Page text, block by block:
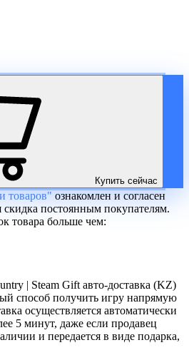
Купить сейчас
товаров" ознакомлен и согласен
скидка постоянным покупателям.
товара больше чем:
| Steam Gift авто-доставка (KZ)
способ получить игру напрямую
осуществляется автоматически
5 минут, даже если продавец
и передается в виде подарка,